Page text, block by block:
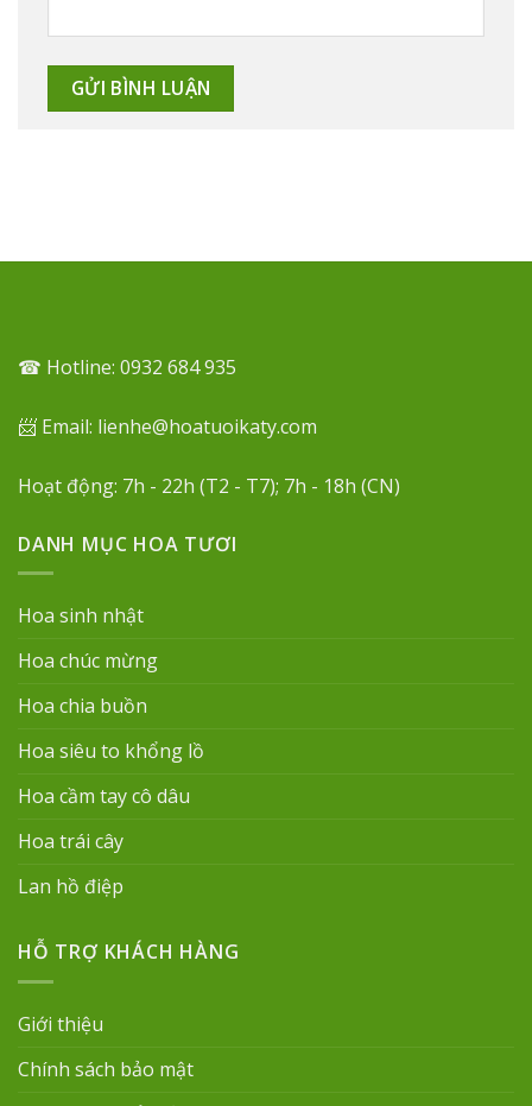
☎ Hotline: 0932 684 935
📨 Email: lienhe@hoatuoikaty.com
Hoạt động: 7h - 22h (T2 - T7); 7h - 18h (CN)
DANH MỤC HOA TƯƠI
Hoa sinh nhật
Hoa chúc mừng
Hoa chia buồn
Hoa siêu to khổng lồ
Hoa cầm tay cô dâu
Hoa trái cây
Lan hồ điệp
HỖ TRỢ KHÁCH HÀNG
Giới thiệu
Chính sách bảo mật